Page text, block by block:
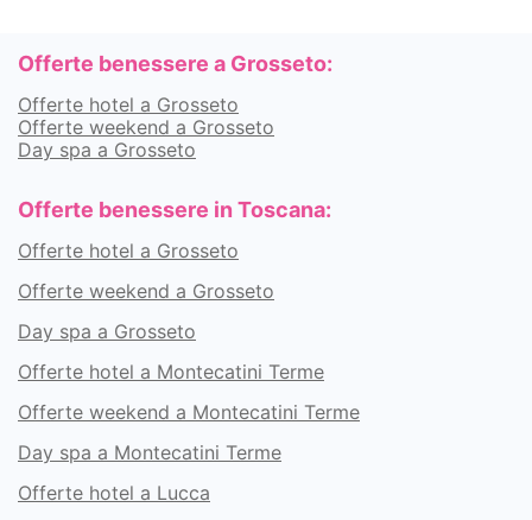
Offerte benessere a Grosseto:
Offerte hotel a Grosseto
Offerte weekend a Grosseto
Day spa a Grosseto
Offerte benessere in Toscana:
Offerte hotel a Grosseto
Offerte weekend a Grosseto
Day spa a Grosseto
Offerte hotel a Montecatini Terme
Offerte weekend a Montecatini Terme
Day spa a Montecatini Terme
Offerte hotel a Lucca